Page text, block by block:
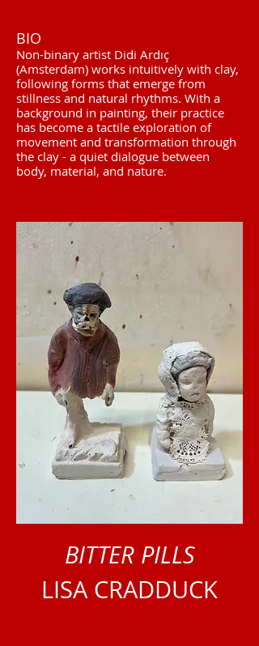
BIO​
Non-binary artist Didi Ardıç
(Amsterdam) works intuitively with clay,
following forms that emerge from
stillness and natural rhythms. With a
background in painting, their practice
has become a tactile exploration of
movement and transformation through
the clay - a quiet dialogue between
body, material, and nature.
BITTER PILLS
LISA CRADDUCK